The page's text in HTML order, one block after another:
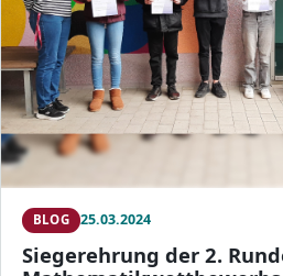
BLOG 25.03.2024
Siegerehrung der 2.